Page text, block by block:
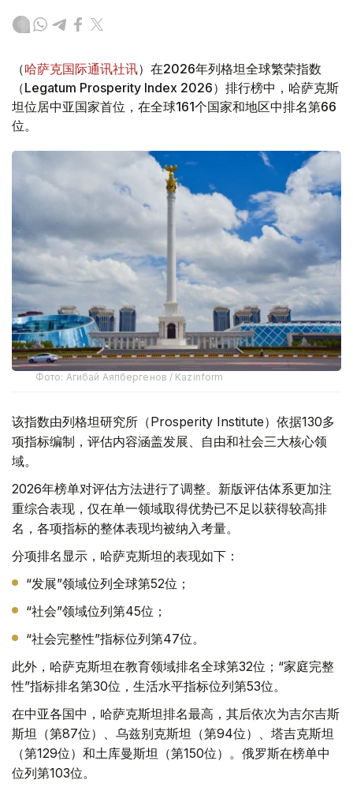
（哈萨克国际通讯社讯）在2026年列格坦全球繁荣指数
（Legatum Prosperity Index 2026）排行榜中，哈萨克斯
坦位居中亚国家首位，在全球161个国家和地区中排名第66
位。
Фото: Агибай Аяпбергенов / Kazinform
该指数由列格坦研究所（Prosperity Institute）依据130多
项指标编制，评估内容涵盖发展、自由和社会三大核心领
域。
2026年榜单对评估方法进行了调整。新版评估体系更加注
重综合表现，仅在单一领域取得优势已不足以获得较高排
名，各项指标的整体表现均被纳入考量。
分项排名显示，哈萨克斯坦的表现如下：
“发展”领域位列全球第52位；
“社会”领域位列第45位；
“社会完整性”指标位列第47位。
此外，哈萨克斯坦在教育领域排名全球第32位；“家庭完整
性”指标排名第30位，生活水平指标位列第53位。
在中亚各国中，哈萨克斯坦排名最高，其后依次为吉尔吉斯
斯坦（第87位）、乌兹别克斯坦（第94位）、塔吉克斯坦
（第129位）和土库曼斯坦（第150位）。俄罗斯在榜单中
位列第103位。